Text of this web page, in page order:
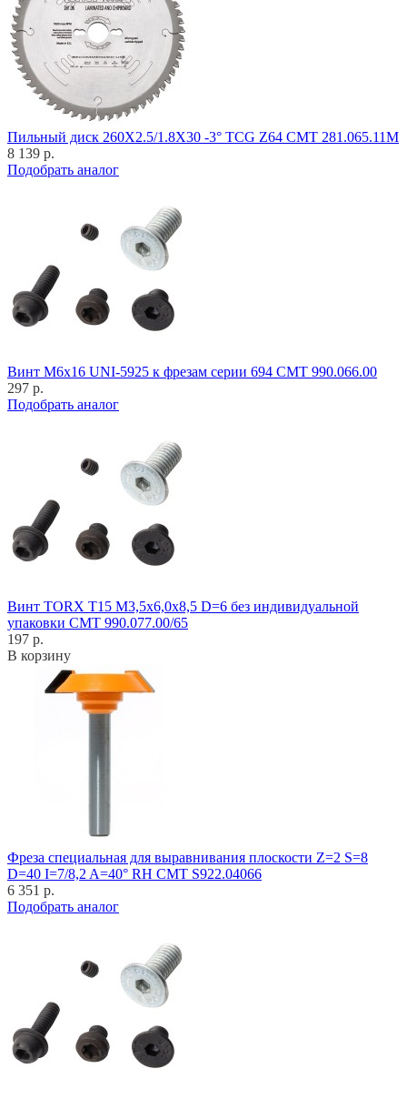
Пильный диск 260X2.5/1.8X30 -3° TCG Z64 CMT 281.065.11M
8 139 р.
Подобрать аналог
Винт M6x16 UNI-5925 к фрезам серии 694 CMT 990.066.00
297 р.
Подобрать аналог
Винт TORX T15 M3,5x6,0x8,5 D=6 без индивидуальной
упаковки CMT 990.077.00/65
197 р.
В корзину
Фреза специальная для выравнивания плоскости Z=2 S=8
D=40 I=7/8,2 A=40° RH CMT S922.04066
6 351 р.
Подобрать аналог